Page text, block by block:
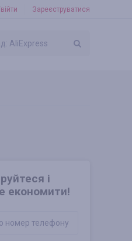
Зареєструватися
і
економити!